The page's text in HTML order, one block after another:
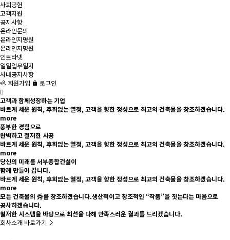
사회공헌
고객지원
공지사항
온라인문의
온라인지명원
온라인지명원
인트라넷
일일업무일지
사내공지사항
회원가입
로그인
고객과 함께성장하는 기업
바르게 세운 원칙, 후회없는 열정, 고객을 향한 정성으로 최고의 건축물을 창조하겠습니다.
more
풍부한 경험으로
완벽하고철저한 시공
바르게 세운 원칙, 후회없는 열정, 고객을 향한 정성으로 최고의 건축물을 창조하겠습니다.
more
당신의 미래를서부종합건설이
함께 만들어 갑니다.
바르게 세운 원칙, 후회없는 열정, 고객을 향한 정성으로 최고의 건축물을 창조하겠습니다.
more
모든 건축물의 秀를 창조하겠습니다.생산적이고 창조적인 “작품”을 짓는다는 마음으로
공사하겠습니다.
철저한 시스템을 바탕으로 최선을 다해 만족스러운 결과를 드리겠습니다.
회사소개 바로가기